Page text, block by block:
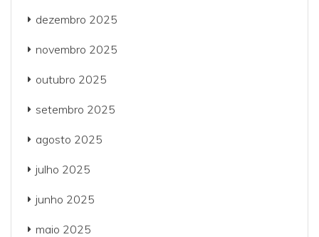
dezembro 2025
novembro 2025
outubro 2025
setembro 2025
agosto 2025
julho 2025
junho 2025
maio 2025